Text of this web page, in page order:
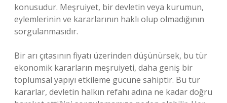
konusudur. Meşruiyet, bir devletin veya kurumun,
eylemlerinin ve kararlarının haklı olup olmadığının
sorgulanmasıdır.
Bir arı çıtasının fiyatı üzerinden düşünürsek, bu tür
ekonomik kararların meşruiyeti, daha geniş bir
toplumsal yapıyı etkileme gücüne sahiptir. Bu tür
kararlar, devletin halkın refahı adına ne kadar doğru